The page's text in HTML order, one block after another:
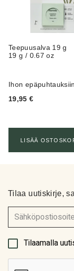
Teepuusalva 19 g
19 g / 0.67 oz
Ihon epäpuhtauksiin
19,95€
LISÄÄ
Tilaa uutiskirje,
(Pakollinen)
Tilaamalla